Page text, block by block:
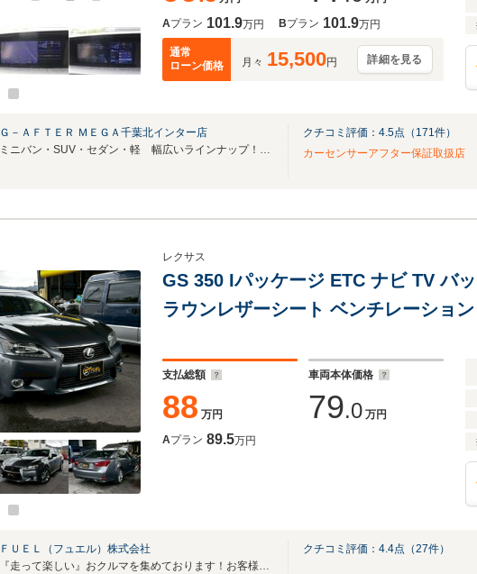
Aプラン 101.9万円 Bプラン 101.9万円
通常
ローン価格
月々 15,500円 詳細を見る
Ｇ－ＡＦＴＥＲ ＭＥＧＡ千葉北インター店
ミニバン・SUV・セダン・軽 幅広いラインナップ！お好きな車がきっと見つかります
クチコミ評価： 4.5点（ 171件）
カーセンサーアフター保証取扱店
レクサス
GS 350 Iパッケージ ETC ナビ TV バ
ラウンレザーシート ベンチレーショ
歴なし
支払総額
88 万円
車両本体価格
79.0 万円
Aプラン 89.5万円
ＦＵＥＬ（フュエル）株式会社
『走って楽しい』おクルマを集めております！お客様のご来店、お待ちしております♪
クチコミ評価： 4.4点（27件）